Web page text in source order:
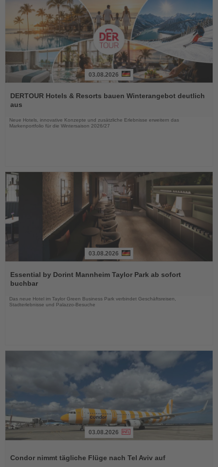
Sie
die
03.08.2026
DERTOUR Hotels & Resorts bauen Winterangebot deutlich
aus
Neue Hotels, innovative Konzepte und zusätzliche Erlebnisse erweitern das
Markenportfolio für die Wintersaison 2026/27
Sie
die
03.08.2026
Essential by Dorint Mannheim Taylor Park ab sofort
buchbar
Das neue Hotel im Taylor Green Business Park verbindet Geschäftsreisen,
Stadterlebnisse und Palazzo-Besuche
die
03.08.2026
Condor nimmt tägliche Flüge nach Tel Aviv auf